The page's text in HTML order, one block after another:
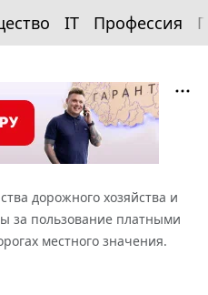
IT Профессия
дорожного хозяйства и
за пользование платными
местного значения.